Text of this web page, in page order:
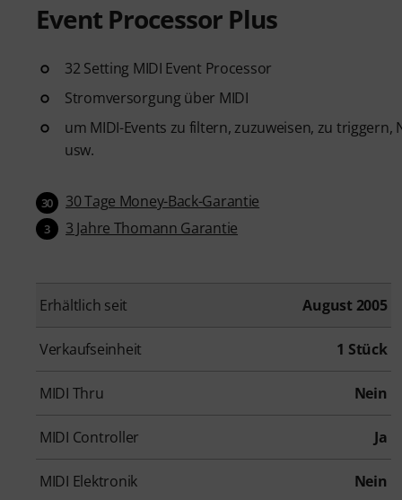
Event Processor Plus
32 Setting MIDI Event Processor
Stromversorgung über MIDI
um MIDI-Events zu filtern, zuzuweisen, zu
usw.
30 30 Tage Money-Back-Garantie
3 3 Jahre Thomann Garantie
Erhältlich seit August 2005
Verkaufseinheit 1 Stück
MIDI Thru Nein
MIDI Controller Ja
MIDI Elektronik Nein